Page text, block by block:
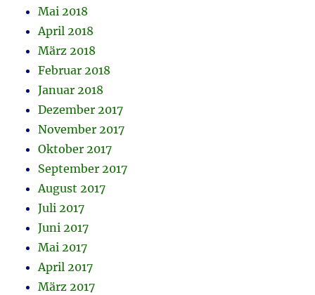
Mai 2018
April 2018
März 2018
Februar 2018
Januar 2018
Dezember 2017
November 2017
Oktober 2017
September 2017
August 2017
Juli 2017
Juni 2017
Mai 2017
April 2017
März 2017